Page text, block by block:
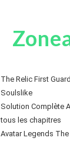
The Relic First
Soulslike
Solution Complète
tous les chapitres
Avatar Legends